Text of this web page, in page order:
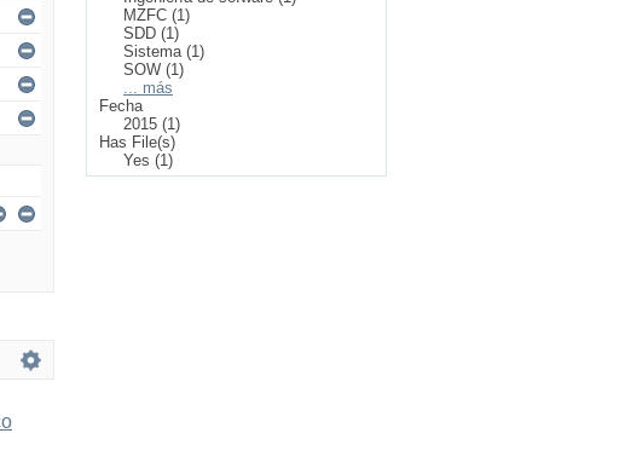
MZFC (1)
SDD (1)
Sistema (1)
SOW (1)
... más
Fecha
2015 (1)
Has File(s)
Yes (1)